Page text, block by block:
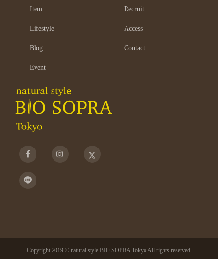
Item
Lifestyle
Blog
Event
Recruit
Access
Contact
Copyright 2019 © natural style BIO SOPRA Tokyo All rights reserved.